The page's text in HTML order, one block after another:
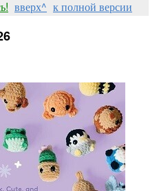
вверх^ к полной версии